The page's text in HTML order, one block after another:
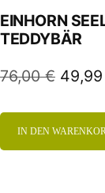
EINHORN
TEDDYBÄR
76,00€ 49,99
IN DEN